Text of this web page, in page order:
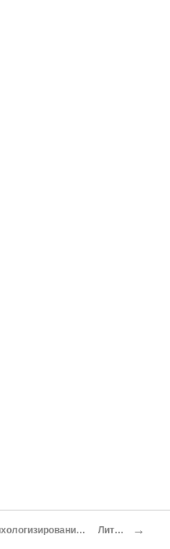
4 Механизмы литературного психологизирования в романе Достоевского «Бедные люди» Литература →